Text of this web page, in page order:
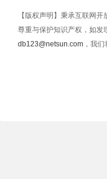
【版权声明】秉承互联网
尊重与保护知识产权，如发
db123@netsun.com ，我